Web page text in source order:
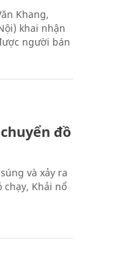
Khang,
khai nhận
người bán
đồ
và xảy ra
Khải nổ